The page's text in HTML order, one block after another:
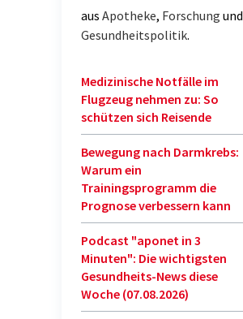
aus Apotheke, Forschung und
Gesundheitspolitik.
Medizinische Notfälle im
Flugzeug nehmen zu: So
schützen sich Reisende
Bewegung nach Darmkrebs:
Warum ein
Trainingsprogramm die
Prognose verbessern kann
Podcast "aponet in 3
Minuten": Die wichtigsten
Gesundheits-News diese
Woche (07.08.2026)